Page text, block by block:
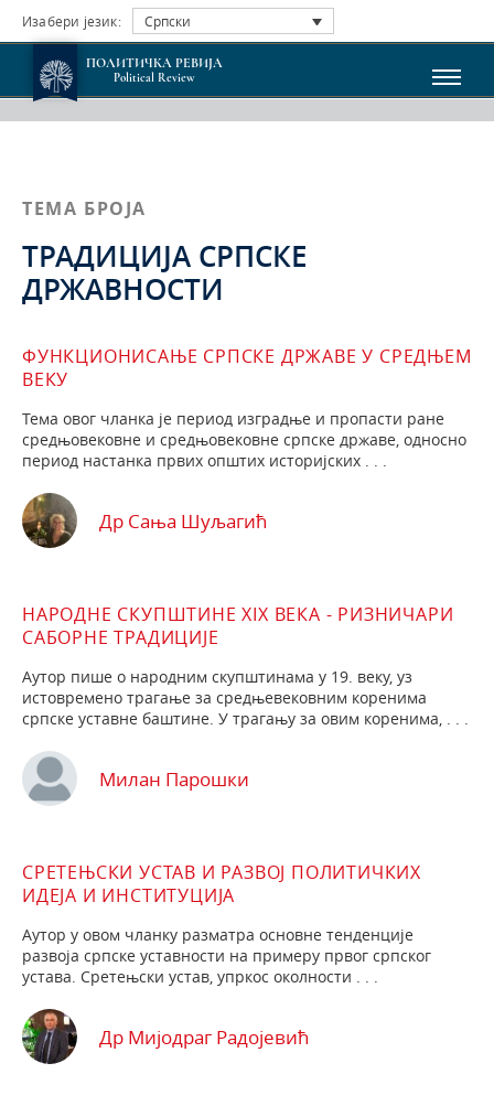
Изабери језик: Српски
ПОЛИТИЧКА РЕВИЈА
Political Review
ТЕМА БРОЈА
ТРАДИЦИЈА СРПСКЕ
ДРЖАВНОСТИ
ФУНКЦИОНИСАЊЕ СРПСКЕ ДРЖАВЕ У СРЕДЊЕМ
ВЕКУ
Тема овог чланка је период изградње и пропасти ра­не
средњовековне и средњовековне српске државе, односно
период настанка првих општих историјских . . .
Др Сања Шуљагић
НАРОДНЕ СКУПШТИНЕ XIX ВЕКА - РИЗНИЧАРИ
САБОРНЕ ТРАДИЦИЈЕ
Аутор пише о народним скупштинама у 19. веку, уз
истовремено трагање за средњевековним коренима
српске уставне баштине. У трагању за овим корени­ма, . . .
Милан Парошки
СРЕТЕЊСКИ УСТАВ И РАЗВОЈ ПОЛИТИЧКИХ
ИДЕЈА И ИНСТИТУЦИЈА
Аутор у овом чланку разматра основне тенденције
развоја српске уставности на примеру првог српског
устава. Сретењски устав, упркос околности . . .
Др Мијодраг Радојевић